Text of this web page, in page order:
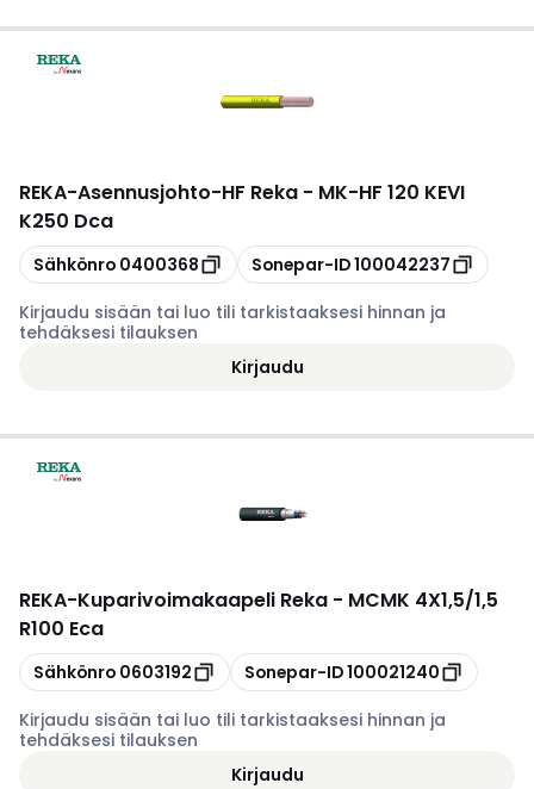
REKA-Asennusjohto-HF Reka - MK-HF 120 KEVI
K250 Dca
Kopioi
Sähkönro 0400368 Kopioi
Sonepar-ID100042237
Kirjaudu sisään tai luo tili tarkistaaksesi hinnan ja
tehdäksesi tilauksen
Kirjaudu
REKA-Kuparivoimakaapeli Reka - MCMK 4X1,5/1,5
R100 Eca
Kopioi
Sähkönro 0603192 Kopioi
Sonepar-ID100021240
Kirjaudu sisään tai luo tili tarkistaaksesi hinnan ja
tehdäksesi tilauksen
Kirjaudu